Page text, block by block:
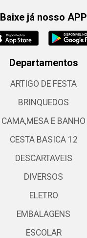
Baixe já nosso APP
Departamentos
ARTIGO DE FESTA
BRINQUEDOS
CAMA,MESA E BANHO
CESTA BASICA 12
DESCARTAVEIS
DIVERSOS
ELETRO
EMBALAGENS
ESCOLAR